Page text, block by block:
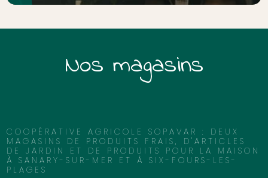
Nos magasins
COOPÉRATIVE AGRICOLE SOPAVAR : DEUX
MAGASINS DE PRODUITS FRAIS, D'ARTICLES
DE JARDIN ET DE PRODUITS POUR LA MAISON
À SANARY-SUR-MER ET À SIX-FOURS-LES-
PLAGES